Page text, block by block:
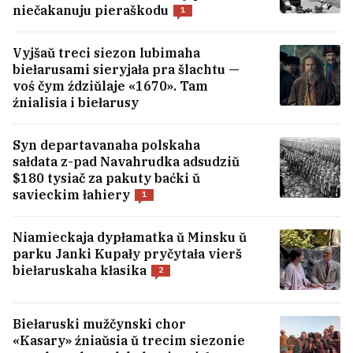
niečakanuju pieraškodu
1
Vyjšaŭ treci siezon lubimaha
biełarusami sieryjała pra šlachtu —
voś čym ździŭlaje «1670». Tam
źnialisia i biełarusy
Syn departavanaha polskaha
sałdata z-pad Navahrudka adsudziŭ
$180 tysiač za pakuty baćki ŭ
savieckim łahiery
1
Niamieckaja dypłamatka ŭ Minsku ŭ
parku Janki Kupały pryčytała vierš
biełaruskaha kłasika
2
Biełaruski mužčynski chor
«Kasary» źniaŭsia ŭ trecim siezonie
nie lubiać zajezdžych». Što
U centry Minska vystavili na prodaž
viadomy bar